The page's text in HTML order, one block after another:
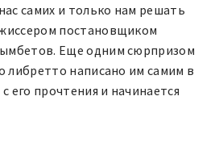
самих и только нам решать
постановщиком
Еще одним сюрпризом
либретто написано им самим в
его прочтения и начинается